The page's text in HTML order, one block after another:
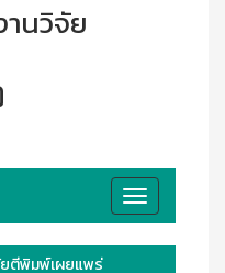
านวิจัย
Toggle
navigation
ยตีพิมพ์เผยแพร่